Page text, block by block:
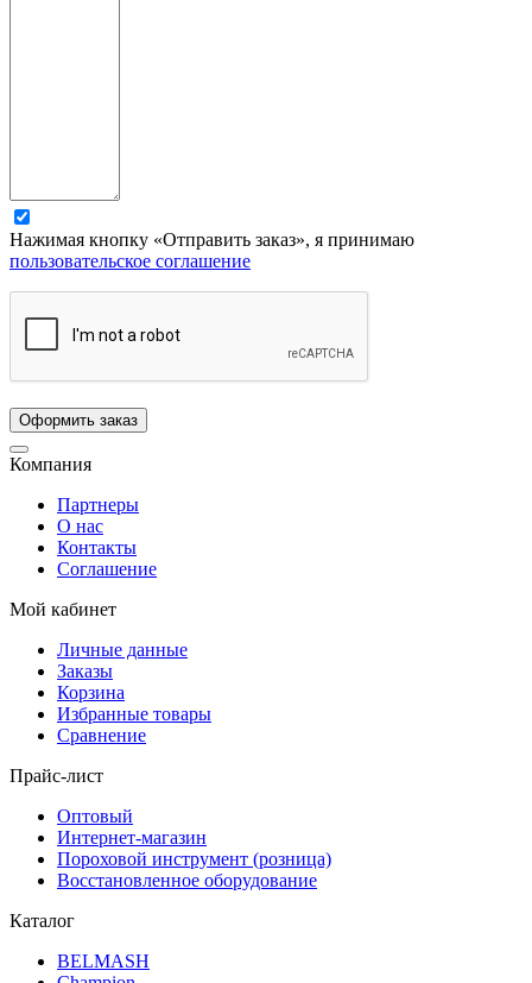
Нажимая кнопку «Отправить заказ», я принимаю
пользовательское соглашение
Компания
Партнеры
О нас
Контакты
Соглашение
Мой кабинет
Личные данные
Заказы
Корзина
Избранные товары
Сравнение
Прайс-лист
Оптовый
Интернет-магазин
Пороховой инструмент (розница)
Восстановленное оборудование
Каталог
BELMASH